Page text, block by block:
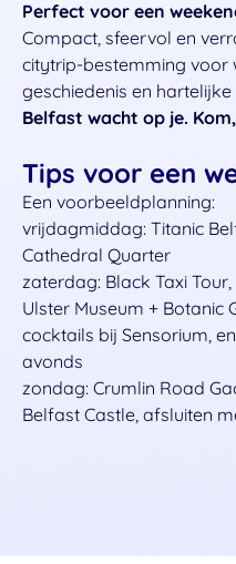
Perfect voor een
Compact, sfeervol en
citytrip-bestemming voor
geschiedenis en hartelijke
Belfast wacht op je.
Tips voor een
Een voorbeeldplanning:
vrijdagmiddag: Titanic
Cathedral Quarter
zaterdag: Black Taxi
Ulster Museum + Botanic
cocktails bij Sensorium,
avonds
zondag: Crumlin Road
Belfast Castle, afsluiten